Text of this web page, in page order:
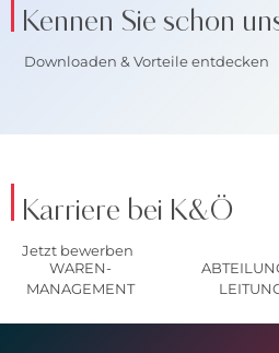
Kennen Sie schon
Downloaden & Vorteile entdecken
Karriere bei K&Ö
Jetzt bewerben
WAREN-
MANAGEMENT